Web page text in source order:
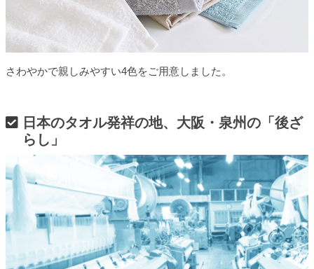
さわやかで親しみやすい4色をご用意しました。
日本のタオル発祥の地、大阪・泉州の「後ざ
らし」